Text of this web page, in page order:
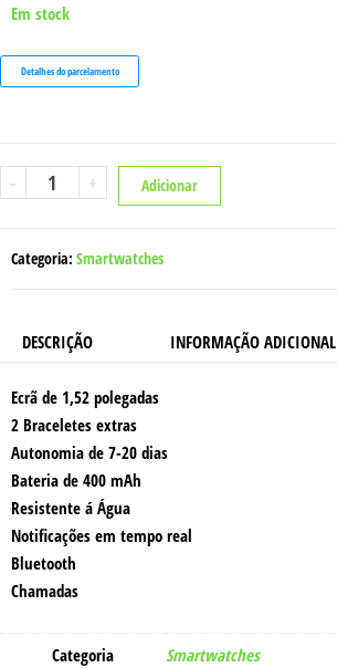
Em stock
Detalhes do parcelamento
- Quantidade
MAXCOM
PRETO
+ Adicionar
Categoria: Smartwatches
DESCRIÇÃO INFORMAÇÃO ADICIONAL
Ecrã de 1,52 polegadas
2 Braceletes extras
Autonomia de 7-20 dias
Bateria de 400 mAh
Resistente á Água
Notificações em tempo real
Bluetooth
Chamadas
Categoria
Smartwatches